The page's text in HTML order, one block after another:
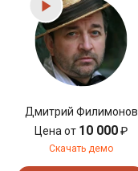
Дмитрий Филимонов
Цена от 10 000₽
Скачать демо